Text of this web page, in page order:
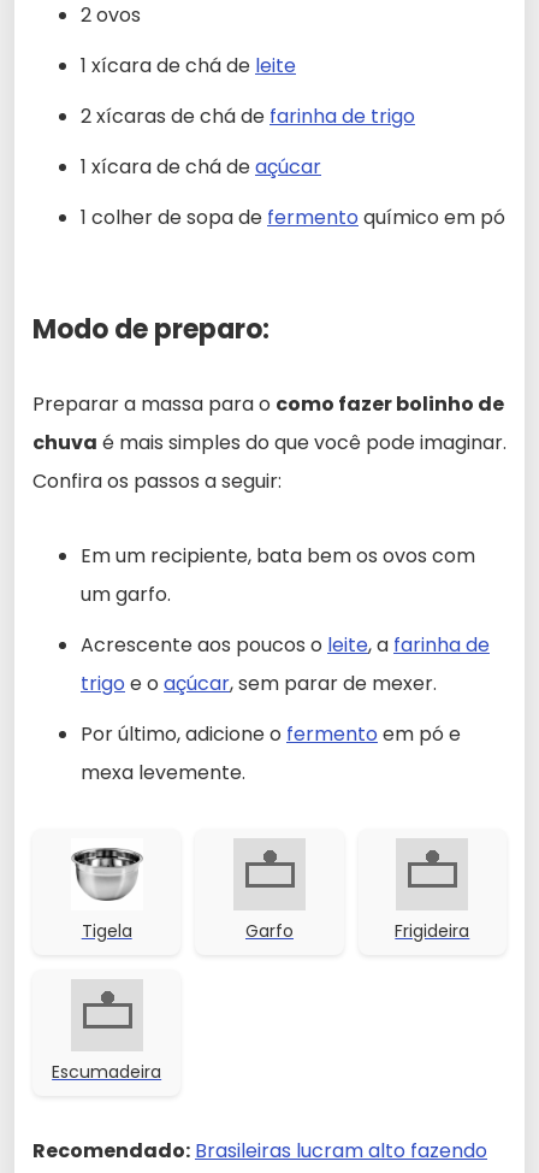
2 ovos
1 xícara de chá de leite
2 xícaras de chá de farinha de trigo
1 xícara de chá deaçúcar
1 colher de sopa de fermento químico em pó
Modo de preparo:
Preparar a massa para o como fazer bolinho de
chuva é mais simples do que você pode imaginar.
Confira os passos a seguir:
Em um recipiente, bata bem os ovos com
um garfo.
Acrescente aos poucos o leite, a farinha de
trigo e o açúcar, sem parar de mexer.
Por último, adicione o fermento em pó e
mexa levemente.
Tigela Garfo Frigideira
Escumadeira
Recomendado: Brasileiras lucram alto fazendo